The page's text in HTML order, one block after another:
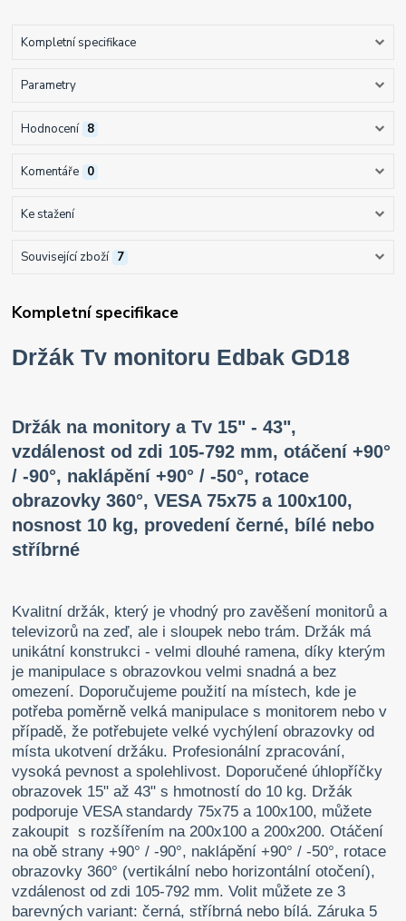
Kompletní specifikace
Parametry
Hodnocení 8
Komentáře 0
Ke stažení
Související zboží 7
Kompletní specifikace
Držák Tv monitoru Edbak GD18
Držák na monitory a Tv 15" - 43",
vzdálenost od zdi 105-792 mm, otáčení +90°
/ -90°, naklápění +90° / -50°, rotace
obrazovky 360°, VESA 75x75 a 100x100,
nosnost 10 kg, provedení černé, bílé nebo
stříbrné
Kvalitní držák, který je vhodný pro zavěšení monitorů a
televizorů na zeď, ale i sloupek nebo trám. Držák má
unikátní konstrukci - velmi dlouhé ramena, díky kterým
je manipulace s obrazovkou velmi snadná a bez
omezení. Doporučujeme použití na místech, kde je
potřeba poměrně velká manipulace s monitorem nebo v
případě, že potřebujete velké vychýlení obrazovky od
místa ukotvení držáku. Profesionální zpracování,
vysoká pevnost a spolehlivost. Doporučené úhlopříčky
obrazovek 15" až 43" s hmotností do 10 kg. Držák
podporuje VESA standardy 75x75 a 100x100, můžete
zakoupit s rozšířením na 200x100 a 200x200. Otáčení
na obě strany +90° / -90°, naklápění +90° / -50°, rotace
obrazovky 360° (vertikální nebo horizontální otočení),
vzdálenost od zdi 105-792 mm. Volit můžete ze 3
barevných variant: černá, stříbrná nebo bílá. Záruka 5